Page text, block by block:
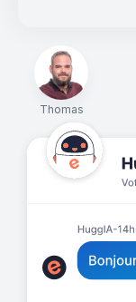
Thomas